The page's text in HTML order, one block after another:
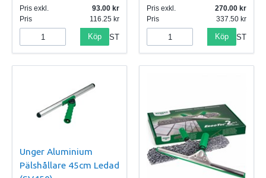
Pris exkl.
93.00
Pris
116.25
Köp ST
Pris exkl.
270.00
Pris
337.50
Köp ST
Unger Aluminium
Pälshållare 45cm Ledad